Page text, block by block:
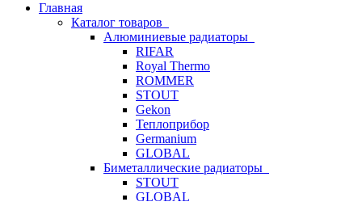
Главная
Каталог товаров
Алюминиевые радиаторы
RIFAR
Royal Thermo
ROMMER
STOUT
Gekon
Теплоприбор
Germanium
GLOBAL
Биметаллические радиаторы
STOUT
GLOBAL